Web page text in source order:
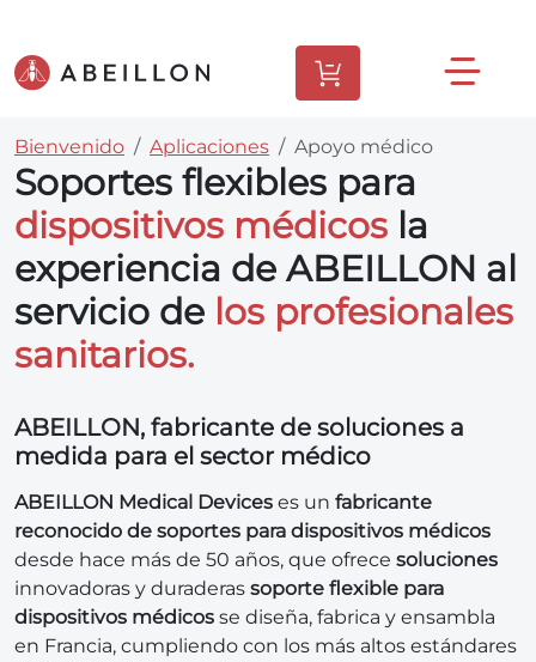
Bienvenido Aplicaciones Apoyo médico
Soportes flexibles para
dispositivos médicos la
experiencia de ABEILLON al
servicio de los profesionales
sanitarios.
ABEILLON, fabricante de soluciones a
medida para el sector médico
ABEILLON Medical Devices es un fabricante
reconocido de soportes para dispositivos médicos
desde hace más de 50 años, que ofrece soluciones
innovadoras y duraderas soporte flexible para
dispositivos médicos se diseña, fabrica y ensambla
en Francia, cumpliendo con los más altos estándares